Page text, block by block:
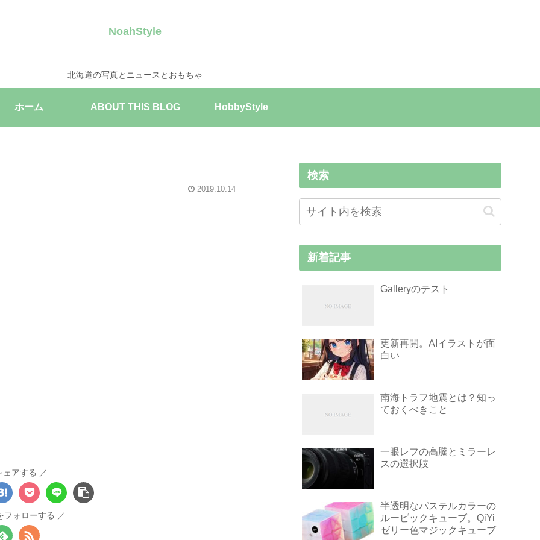
NoahStyle
北海道の写真とニュースとおもちゃ
ホーム ABOUT THIS BLOG HobbyStyle
2019.10.14
ェアする
フォローする
検索
新着記事
Galleryのテスト
更新再開。AIイラストが面
白い
南海トラフ地震とは？知っ
ておくべきこと
一眼レフの高騰とミラーレ
スの選択肢
半透明なパステルカラーの
ルービックキューブ。QiYi
ゼリー色マジックキューブ